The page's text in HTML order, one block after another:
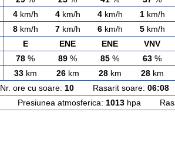
4km/h 4km/h 4km/h 1km/h
8km/h 7km/h 6km/h 5km/h
E ENE ENE VNV
78 % 89 % 85 % 63 %
33km 26km 28km 28km
Nr. ore cu soare: 10Rasarit soare: 06:08
Presiunea atmosferica: 1013 hpa